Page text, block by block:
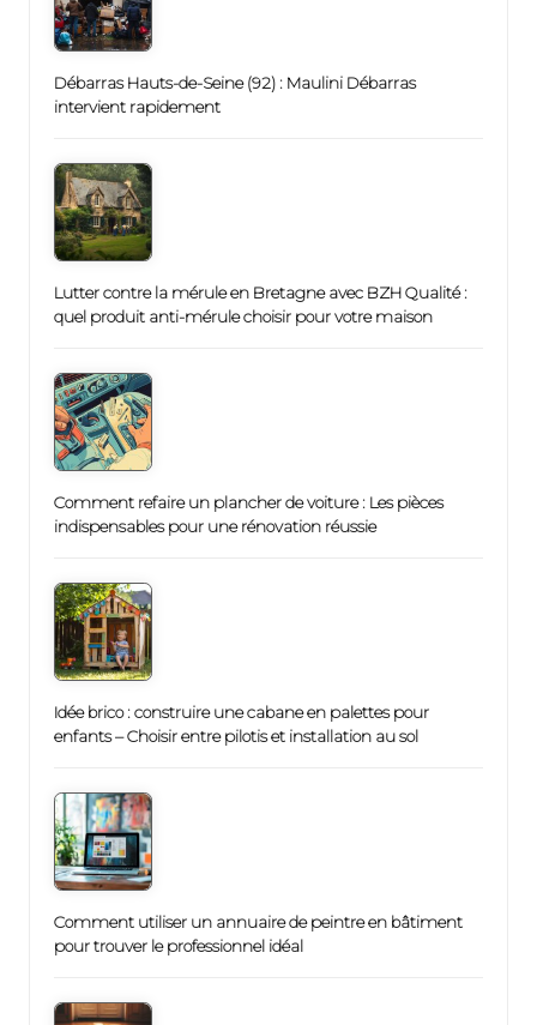
Débarras Hauts-de-Seine (92) : Maulini Débarras
intervient rapidement
Lutter contre la mérule en Bretagne avec BZH Qualité :
quel produit anti-mérule choisir pour votre maison
Comment refaire un plancher de voiture : Les pièces
indispensables pour une rénovation réussie
Idée brico : construire une cabane en palettes pour
enfants – Choisir entre pilotis et installation au sol
Comment utiliser un annuaire de peintre en bâtiment
pour trouver le professionnel idéal